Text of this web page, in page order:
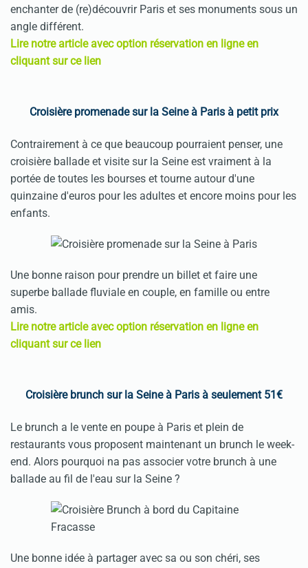
enchanter de (re)découvrir Paris et ses monuments sous un
angle différent.
Lire notre article avec option réservation en ligne en
cliquant sur ce lien
Croisière promenade sur la Seine à Paris à petit prix
Contrairement à ce que beaucoup pourraient penser, une
croisière ballade et visite sur la Seine est vraiment à la
portée de toutes les bourses et tourne autour d'une
quinzaine d'euros pour les adultes et encore moins pour les
enfants.
Une bonne raison pour prendre un billet et faire une
superbe ballade fluviale en couple, en famille ou entre
amis.
Lire notre article avec option réservation en ligne en
cliquant sur ce lien
Croisière brunch sur la Seine à Paris à seulement 51€
Le brunch a le vente en poupe à Paris et plein de
restaurants vous proposent maintenant un brunch le week-
end. Alors pourquoi na pas associer votre brunch à une
ballade au fil de l'eau sur la Seine ?
Une bonne idée à partager avec sa ou son chéri, ses